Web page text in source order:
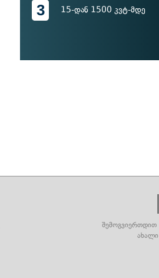
3 15-დან 1500 კვტ-მდე
შემოგვიერთდით
ახალი